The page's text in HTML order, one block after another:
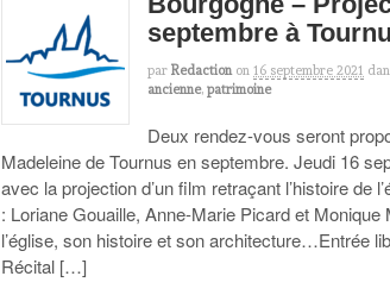
septembre à
par Redaction on 16 septembre 2021
ancienne,patrimoine
Deux rendez-vous seront
Madeleine de Tournus en septembre. Jeudi 16
avec la projection d’un film retraçant l’histoire de
: Loriane Gouaille, Anne-Marie Picard et
l’église, son histoire et son architecture…Entrée
Récital […]